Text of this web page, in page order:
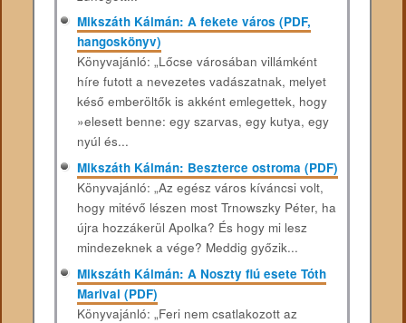
Mikszáth Kálmán: A fekete város (PDF,
hangoskönyv)
Könyvajánló: „Lőcse városában villámként
híre futott a nevezetes vadászatnak, melyet
késő emberöltők is akként emlegettek, hogy
»elesett benne: egy szarvas, egy kutya, egy
nyúl és...
Mikszáth Kálmán: Beszterce ostroma (PDF)
Könyvajánló: „Az egész város kíváncsi volt,
hogy mitévő lészen most Trnowszky Péter, ha
újra hozzákerül Apolka? És hogy mi lesz
mindezeknek a vége? Meddig győzik...
Mikszáth Kálmán: A Noszty fiú esete Tóth
Marival (PDF)
Könyvajánló: „Feri nem csatlakozott az